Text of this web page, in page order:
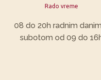
Rado vreme
​08 do 20h radnim
subotom od 09 do